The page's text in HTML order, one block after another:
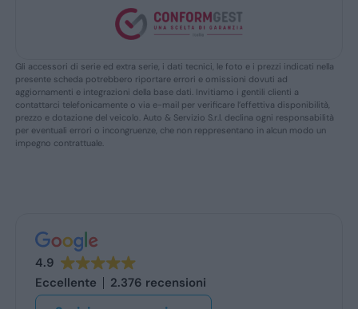
Gli accessori di serie ed extra serie, i dati tecnici, le foto e i prezzi indicati nella
presente scheda potrebbero riportare errori e omissioni dovuti ad
aggiornamenti e integrazioni della base dati. Invitiamo i gentili clienti a
contattarci telefonicamente o via e-mail per verificare l’effettiva disponibilità,
prezzo e dotazione del veicolo. Auto & Servizio S.r.l. declina ogni responsabilità
per eventuali errori o incongruenze, che non reppresentano in alcun modo un
impegno contrattuale.
4.9
Eccellente
2.376 recensioni